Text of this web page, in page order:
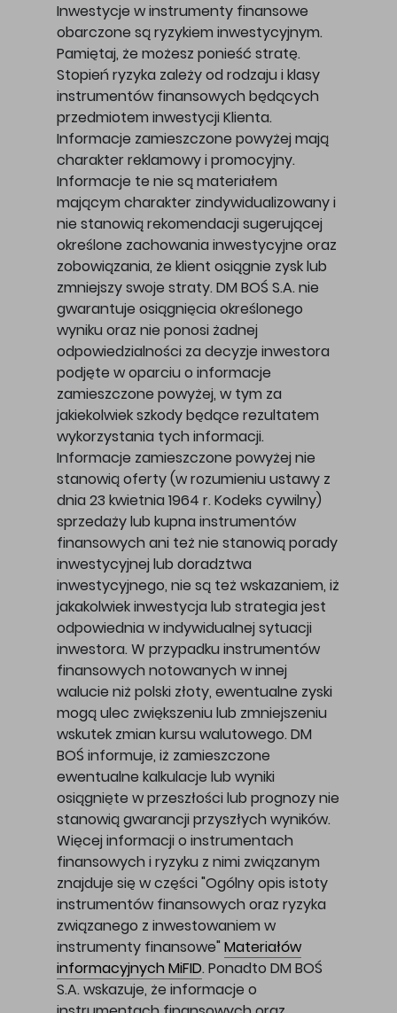
Inwestycje w instrumenty finansowe
obarczone są ryzykiem inwestycyjnym.
Pamiętaj, że możesz ponieść stratę.
Stopień ryzyka zależy od rodzaju i klasy
instrumentów finansowych będących
przedmiotem inwestycji Klienta.
Informacje zamieszczone powyżej mają
charakter reklamowy i promocyjny.
Informacje te nie są materiałem
mającym charakter zindywidualizowany i
nie stanowią rekomendacji sugerującej
określone zachowania inwestycyjne oraz
zobowiązania, że klient osiągnie zysk lub
zmniejszy swoje straty. DM BOŚ S.A. nie
gwarantuje osiągnięcia określonego
wyniku oraz nie ponosi żadnej
odpowiedzialności za decyzje inwestora
podjęte w oparciu o informacje
zamieszczone powyżej, w tym za
jakiekolwiek szkody będące rezultatem
wykorzystania tych informacji.
Informacje zamieszczone powyżej nie
stanowią oferty (w rozumieniu ustawy z
dnia 23 kwietnia 1964 r. Kodeks cywilny)
sprzedaży lub kupna instrumentów
finansowych ani też nie stanowią porady
inwestycyjnej lub doradztwa
inwestycyjnego, nie są też wskazaniem, iż
jakakolwiek inwestycja lub strategia jest
odpowiednia w indywidualnej sytuacji
inwestora. W przypadku instrumentów
finansowych notowanych w innej
walucie niż polski złoty, ewentualne zyski
mogą ulec zwiększeniu lub zmniejszeniu
wskutek zmian kursu walutowego. DM
BOŚ informuje, iż zamieszczone
ewentualne kalkulacje lub wyniki
osiągnięte w przeszłości lub prognozy nie
stanowią gwarancji przyszłych wyników.
Więcej informacji o instrumentach
finansowych i ryzyku z nimi związanym
znajduje się w części "Ogólny opis istoty
instrumentów finansowych oraz ryzyka
związanego z inwestowaniem w
instrumenty finansowe" Materiałów
informacyjnych MiFID. Ponadto DM BOŚ
S.A. wskazuje, że informacje o